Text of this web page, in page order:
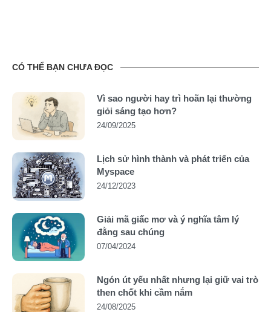
CÓ THỂ BẠN CHƯA ĐỌC
Vì sao người hay trì hoãn lại thường
giỏi sáng tạo hơn?
24/09/2025
Lịch sử hình thành và phát triển của
Myspace
24/12/2023
Giải mã giấc mơ và ý nghĩa tâm lý
đằng sau chúng
07/04/2024
Ngón út yếu nhất nhưng lại giữ vai trò
then chốt khi cầm nắm
24/08/2025